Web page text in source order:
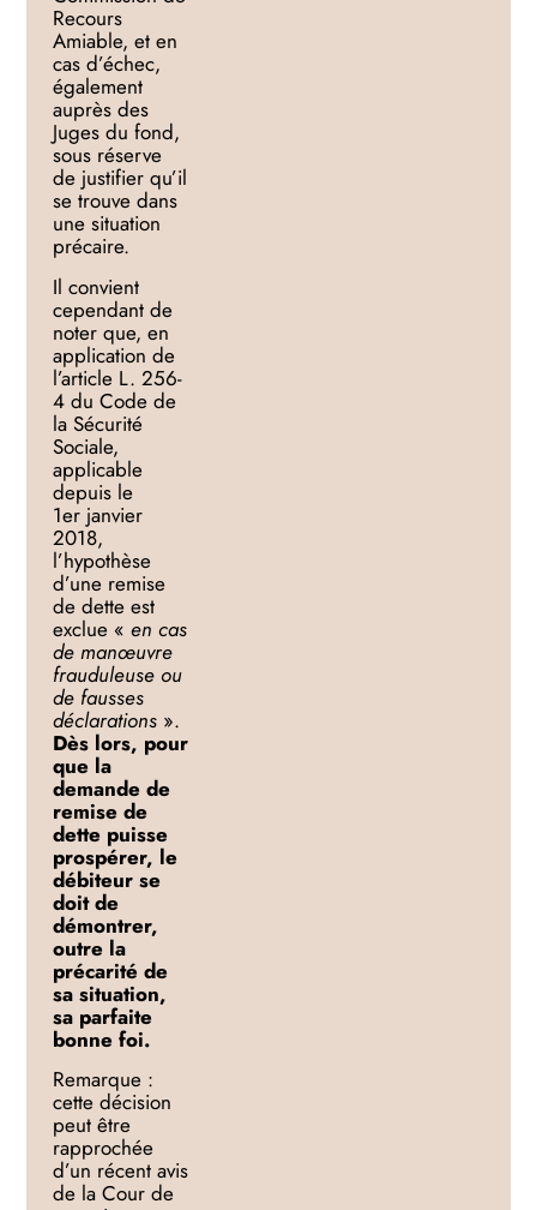
Recours
Amiable, et en
cas d’échec,
également
auprès des
Juges du fond,
sous réserve
de justifier qu’il
se trouve dans
une situation
précaire.
Il convient
cependant de
noter que, en
application de
l’article L. 256-
4 du Code de
la Sécurité
Sociale,
applicable
depuis le
1er janvier
2018,
l’hypothèse
d’une remise
de dette est
exclue «en cas
de manœuvre
frauduleuse ou
de fausses
déclarations ».
Dès lors, pour
que la
demande de
remise de
dette puisse
prospérer, le
débiteur se
doit de
démontrer,
outre la
précarité de
sa situation,
sa parfaite
bonne foi.
Remarque :
cette décision
peut être
rapprochée
d’un récent avis
de la Cour de